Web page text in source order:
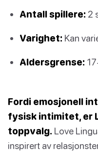
Antall spillere: 2
Varighet: Kan
Aldersgrense:
Fordi emosjonell
fysisk intimitet, er
toppvalg. Love
inspirert av